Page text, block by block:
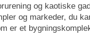
og kaotiske
og markeder, du
er et